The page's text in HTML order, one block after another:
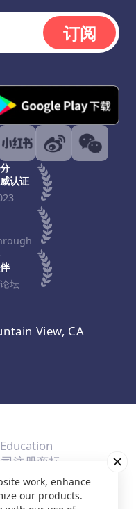
订阅
认证
坛
View, CA
注册商标
政策隐私设置
work, enhance
our products.